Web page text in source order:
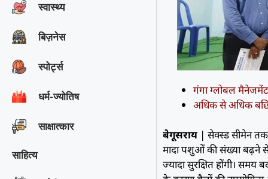
स्वास्थ्य
बिज़नेस
स्पोर्ट्स
धर्म-ज्योतिष
साक्षात्‍कार
साहित्य
गंगा ग्लोबल
अधिक से अधिक
बेगूसराय | सेक्स्ड सीमेन
मादा पशुओं की संख्या बढ़ने
ज्यादा सुरक्षित होंगी। समय